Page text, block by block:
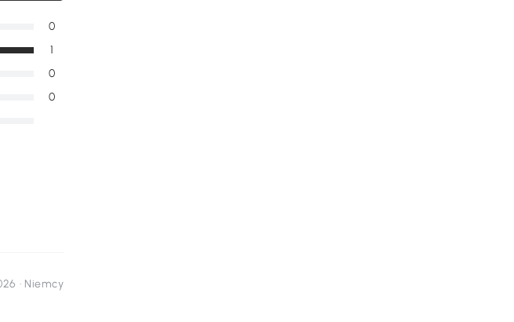
0
0
1
0
· Niemcy